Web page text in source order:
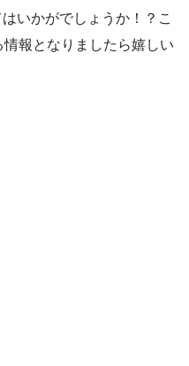
いかがでしょうか！？こ
報となりましたら嬉しい